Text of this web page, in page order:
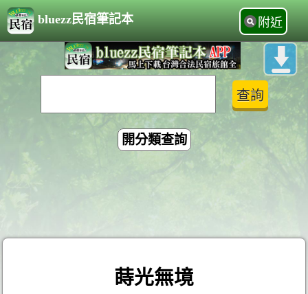
bluezz民宿筆記本 附近
開分類查詢
蒔光無境